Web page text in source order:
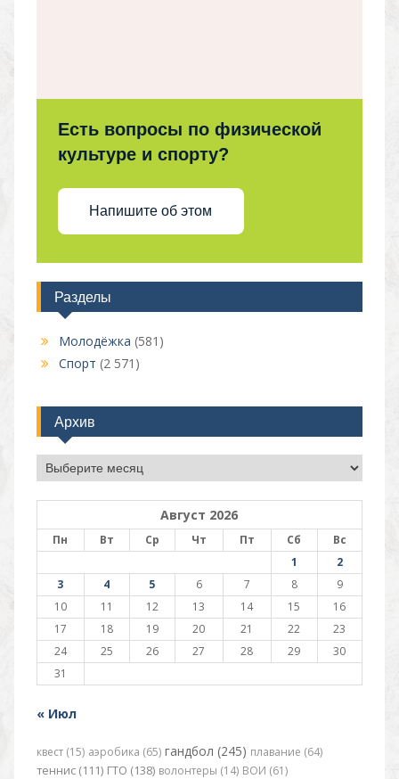
Есть вопросы по физической
культуре и спорту?
Напишите об этом
Разделы
Молодёжка (581)
Спорт (2 571)
Архив
Архив
Август 2026
Пн Вт Ср Чт Пт Сб
Вс
1
2
3
4 5 6 7 8
9
10
11 12 13 14 15
16
17
18 19 20 21 22
23
24
25 26 27 28 29
30
31
« Июл
квест (15) аэробика (65) гандбол (245) плавание (64)
теннис (111) ГТО (138) волонтеры (14) ВОИ (61)